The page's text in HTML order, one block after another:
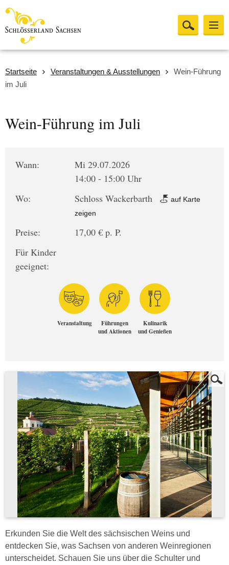
Startseite Veranstaltungen & Ausstellungen
Wein-Führung
im Juli
Wein-Führung im Juli
Wann:
Mi 29.07.2026
14:00 - 15:00 Uhr
Wo:
Schloss Wackerbarth
auf Karte
zeigen
Preise:
17,00 € p. P.
Für Kinder
geeignet:
Veranstaltung
Führungen
und Aktionen
Kulinarik
und Genießen
Erkunden Sie die Welt des sächsischen Weins und
entdecken Sie, was Sachsen von anderen Weinregionen
unterscheidet. Schauen Sie uns über die Schulter und